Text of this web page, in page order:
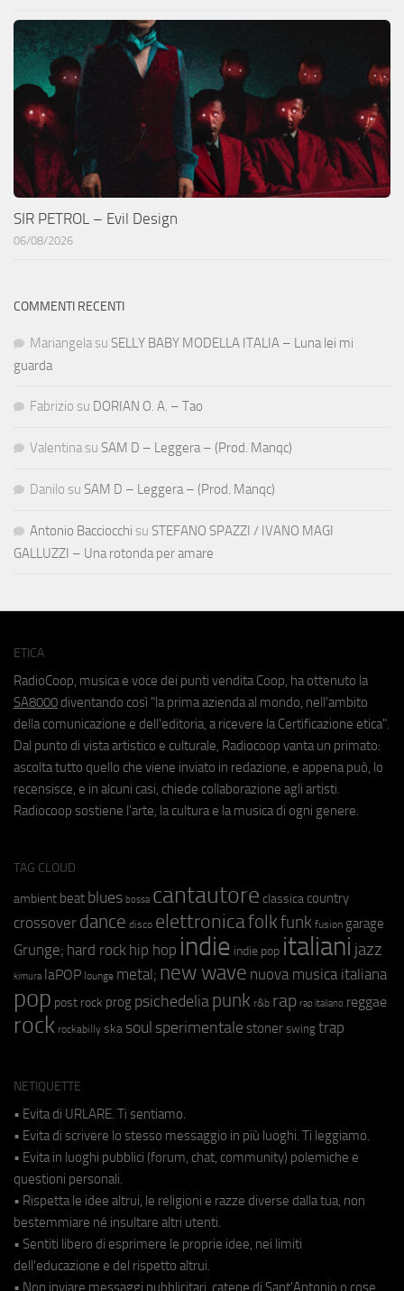
SIR PETROL – Evil Design
06/08/2026
COMMENTI RECENTI
Mariangela su SELLY BABY MODELLA ITALIA – Luna lei mi
guarda
Fabrizio su DORIAN O. A. – Tao
Valentina su SAM D – Leggera – (Prod. Manqc)
Danilo su SAM D – Leggera – (Prod. Manqc)
Antonio Bacciocchi su STEFANO SPAZZI / IVANO MAGI
GALLUZZI – Una rotonda per amare
ETICA
RadioCoop, musica e voce dei punti vendita Coop, ha ottenuto la
SA8000 diventando così "la prima azienda al mondo, nell'ambito
della comunicazione e dell'editoria, a ricevere la Certificazione etica".
Dal punto di vista artistico e culturale, Radiocoop vanta un primato:
ascolta tutto quello che viene inviato in redazione, e appena può, lo
recensisce, e in alcuni casi, chiede collaborazione agli artisti.
Radiocoop sostiene l'arte, la cultura e la musica di ogni genere.
TAG CLOUD
ambient beat blues bossa cantautore classica country
crossover dance disco elettronicafolkfunk fusion garage
Grunge; hard rock hip hop indie indie pop italiani jazz
kimura laPOP lounge metal; new wave nuova musica italiana
pop post rock prog psichedeliapunk r&b rap rap italiano reggae
rock rockabilly ska soul sperimentale stoner swing trap
NETIQUETTE
• Evita di URLARE. Ti sentiamo.
• Evita di scrivere lo stesso messaggio in più luoghi. Ti leggiamo.
• Evita in luoghi pubblici (forum, chat, community) polemiche e
questioni personali.
• Rispetta le idee altrui, le religioni e razze diverse dalla tua, non
bestemmiare né insultare altri utenti.
• Sentiti libero di esprimere le proprie idee, nei limiti
dell'educazione e del rispetto altrui.
• Non inviare messaggi pubblicitari, catene di Sant'Antonio o cose